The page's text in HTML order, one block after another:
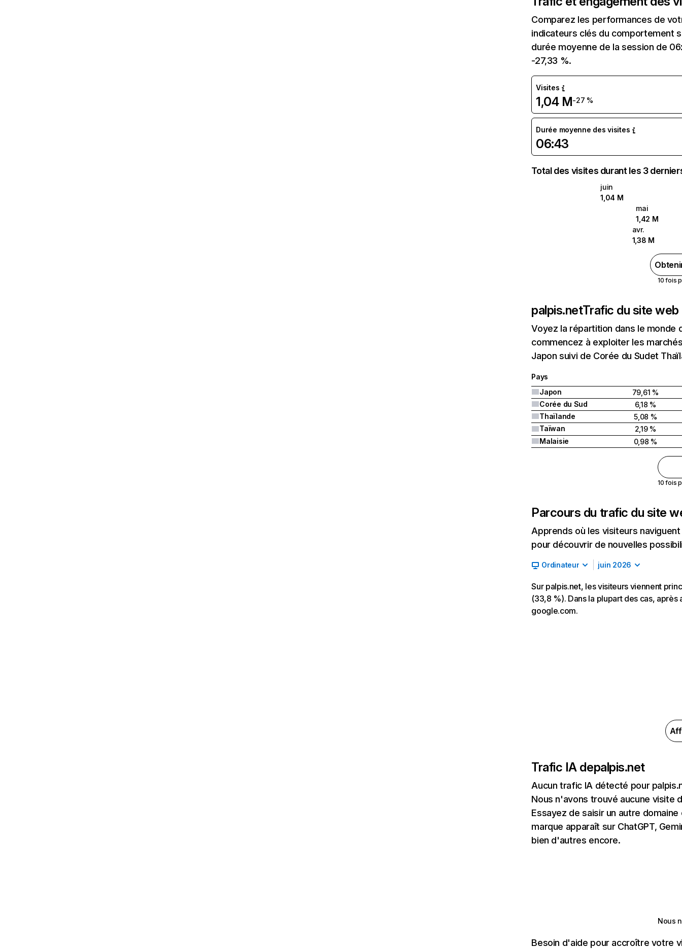
Comparez les performances de
indicateurs clés du comportement
durée moyenne de la session de
-27,33 %.
Visites
1,04 M-27 %
Durée moyenne des visites
06:43
Total des visites durant les 3
juin
1,04 M
mai
1,42 M
avr.
1,38 M
10 fois
palpis.netTrafic du site web
Voyez la répartition dans le
commencez à exploiter les
Japon suivi de Corée du Sudet
Pays
Japon
79,61 %
Corée du Sud
6,18 %
Thaïlande
5,08 %
Taïwan
2,19 %
Malaisie
0,98 %
10 fois
Parcours du trafic du site
Apprends où les visiteurs
pour découvrir de nouvelles
Ordinateur juin 2026
Sur palpis.net, les visiteurs viennent
(33,8 %). Dans la plupart des cas,
google.com.
Trafic IA depalpis.net
Aucun trafic IA détecté pour
Nous n'avons trouvé aucune visite
Essayez de saisir un autre
marque apparaît sur ChatGPT,
bien d'autres encore.
Nous
Besoin d'aide pour accroître votre